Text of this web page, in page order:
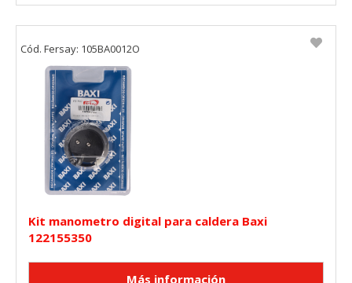
Kit manometro digital para caldera Baxi
122155350
Cód. Fersay: 105BA0012O